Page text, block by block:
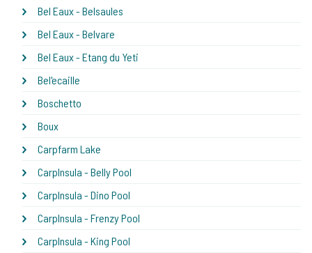
Bel Eaux - Belsaules
Bel Eaux - Belvare
Bel Eaux - Etang du Yeti
Bel'ecaille
Boschetto
Boux
Carpfarm Lake
CarpInsula - Belly Pool
CarpInsula - Dino Pool
CarpInsula - Frenzy Pool
CarpInsula - King Pool